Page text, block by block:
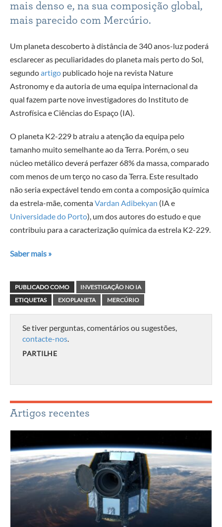
mais denso e, na sua composição global,
mais parecido com Mercúrio.
Um planeta descoberto à distância de 340 anos-luz poderá
esclarecer as peculiaridades do planeta mais perto do Sol,
segundoartigo publicado hoje na revista Nature
Astronomy e da autoria de uma equipa internacional da
qual fazem parte nove investigadores do Instituto de
Astrofísica e Ciências do Espaço (IA).
O planeta K2-229 b atraiu a atenção da equipa pelo
tamanho muito semelhante ao da Terra. Porém, o seu
núcleo metálico deverá perfazer 68% da massa, comparado
com menos de um terço no caso da Terra. Este resultado
não seria expectável tendo em conta a composição química
da estrela-mãe, comentaVardan Adibekyan (IA e
Universidade do Porto), um dos autores do estudo e que
contribuiu para a caracterização química da estrela K2-229.
Saber mais »
PUBLICADO COMO
INVESTIGAÇÃO NO IA
ETIQUETAS
EXOPLANETA MERCÚRIO
Se tiver perguntas, comentários ou sugestões,
contacte-nos.
PARTILHE
Artigos recentes